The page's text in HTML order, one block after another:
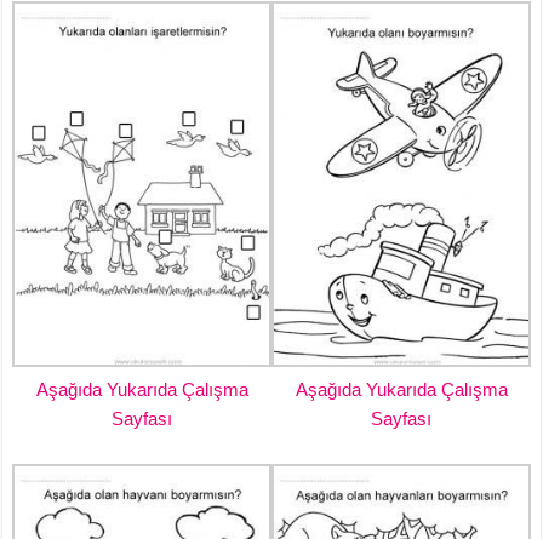
Aşağıda Yukarıda Çalışma
Sayfası
Aşağıda Yukarıda Çalışma
Sayfası